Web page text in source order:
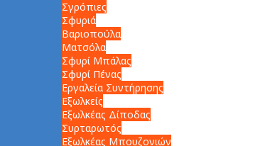
Σγρόπιες
Σφυριά
Βαριοπούλα
Ματσόλα
Σφυρί Μπάλας
Σφυρί Πένας
Εργαλεία Συντήρησης
Εξωλκείς
Εξωλκέας Δίποδας
Συρταρωτός
Εξωλκέας Μπουζονιών